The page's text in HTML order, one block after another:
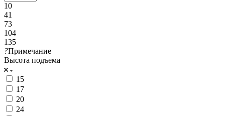
10
41
73
104
135
?Примечание
Высота подъема
15
17
20
24